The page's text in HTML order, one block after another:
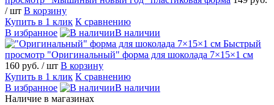
/ шт В корзину
Купить в 1 клик К сравнению
В избранное
В наличии
Быстрый
просмотр "Оригинальный" форма для шоколада 7×15×1 см
160 руб. / шт В корзину
Купить в 1 клик К сравнению
В избранное
В наличии
Наличие в магазинах